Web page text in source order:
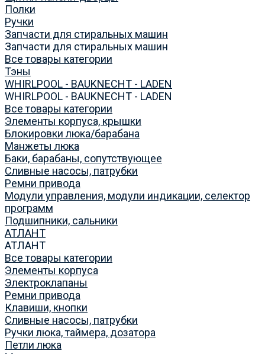
Полки
Ручки
Запчасти для стиральных машин
Запчасти для стиральных машин
Все товары категории
Тэны
WHIRLPOOL - BAUKNECHT - LADEN
WHIRLPOOL - BAUKNECHT - LADEN
Все товары категории
Элементы корпуса, крышки
Блокировки люка/барабана
Манжеты люка
Баки, барабаны, сопутствующее
Сливные насосы, патрубки
Ремни привода
Модули управления, модули индикации, селектор
программ
Подшипники, сальники
АТЛАНТ
АТЛАНТ
Все товары категории
Элементы корпуса
Электроклапаны
Ремни привода
Клавиши, кнопки
Сливные насосы, патрубки
Ручки люка, таймера, дозатора
Петли люка